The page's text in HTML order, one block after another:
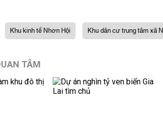
Khu kinh tế Nhơn Hội Khu dân cư trung tâm xã
TÂM